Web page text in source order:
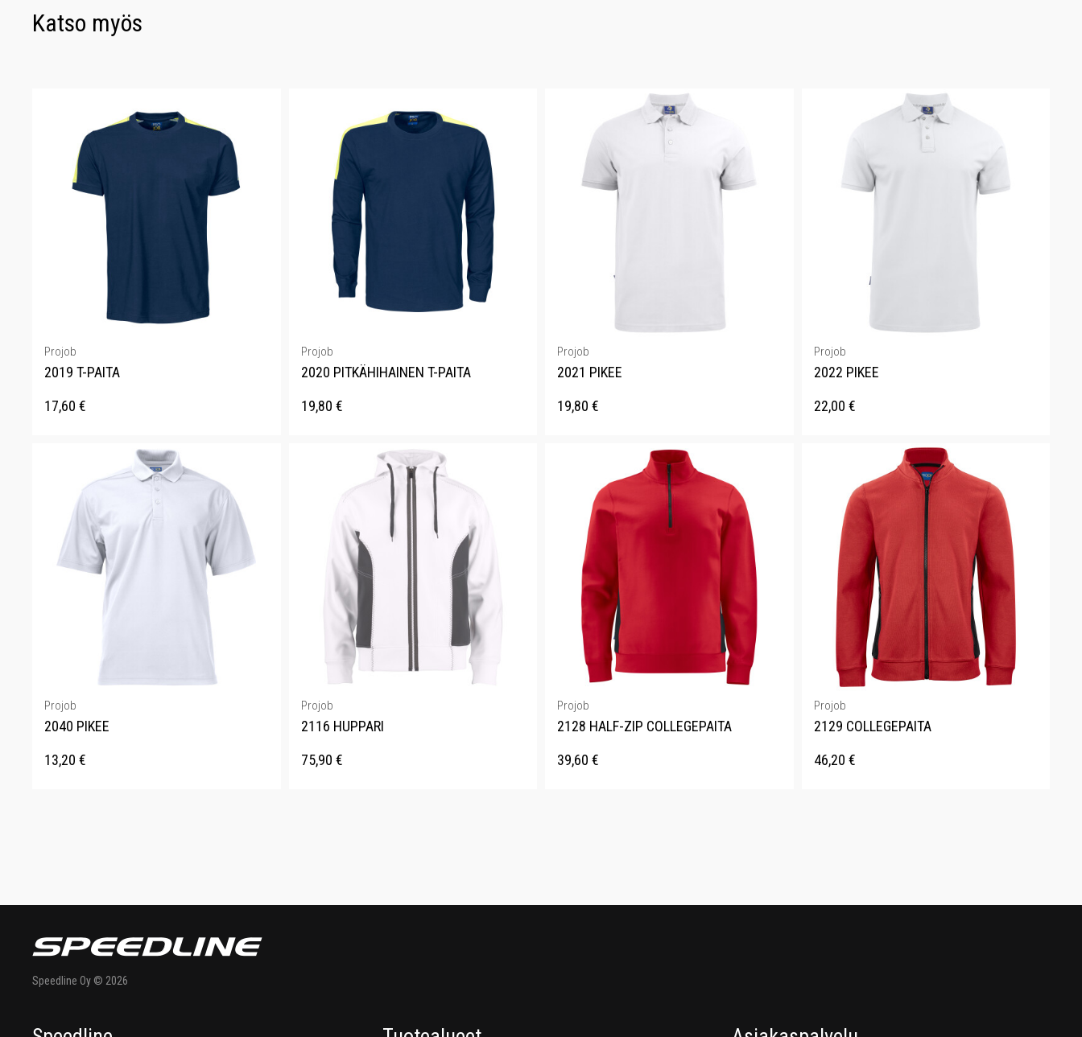
Katso myös
Projob
2019 T-PAITA
17,60 €
Projob
2020 PITKÄHIHAINEN T-PAITA
19,80 €
Projob
2021 PIKEE
19,80 €
Projob
2022 PIKEE
22,00 €
Projob
2040 PIKEE
13,20 €
Projob
2116 HUPPARI
75,90 €
Projob
2128 HALF-ZIP COLLEGEPAITA
39,60 €
Projob
2129 COLLEGEPAITA
46,20 €
Speedline Oy © 2026